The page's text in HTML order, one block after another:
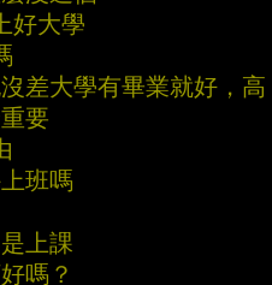
好大學
差大學有畢業就好，高
要
班嗎
上課
嗎？